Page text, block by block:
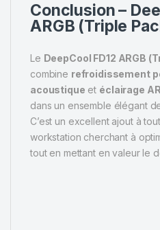
Conclusion –
ARGB (Triple
Le DeepCool FD12 ARGB
combine refroidissement
acoustique et éclairage
dans un ensemble élégant
C’est un excellent ajout à
workstation cherchant à
tout en mettant en valeur le